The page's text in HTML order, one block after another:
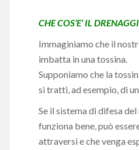
CHE COS’E’ IL
Immaginiamo che il
imbatta in una tossina.
Supponiamo che la
si tratti, ad esempio, di
Se il sistema di difesa
funziona bene, può
attraversi e che venga